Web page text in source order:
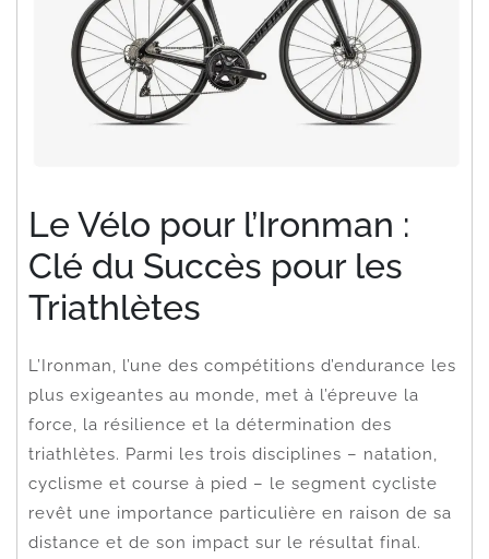
Le Vélo pour l’Ironman :
Clé du Succès pour les
Triathlètes
L’Ironman, l’une des compétitions d’endurance les
plus exigeantes au monde, met à l’épreuve la
force, la résilience et la détermination des
triathlètes. Parmi les trois disciplines – natation,
cyclisme et course à pied – le segment cycliste
revêt une importance particulière en raison de sa
distance et de son impact sur le résultat final.